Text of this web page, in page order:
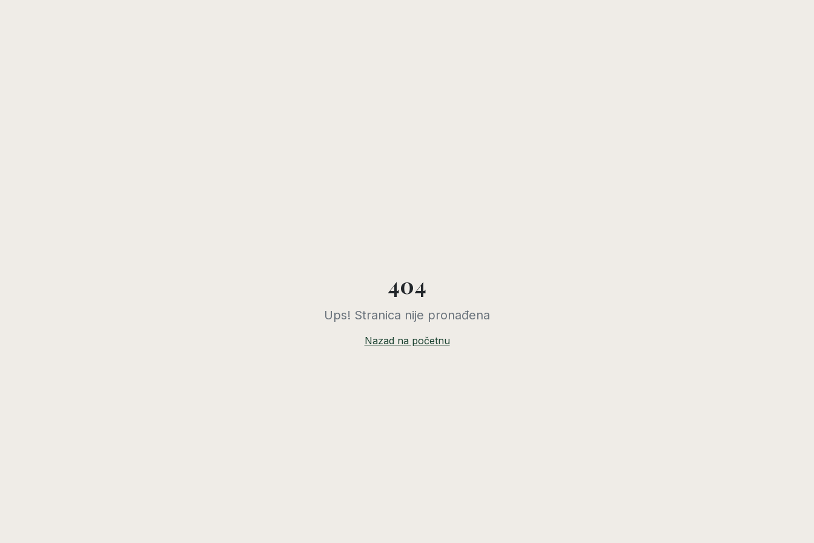
404
Ups! Stranica nije pronađena
Nazad na početnu